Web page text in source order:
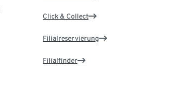
Click & Collect
Filialreservierung
Filialfinder